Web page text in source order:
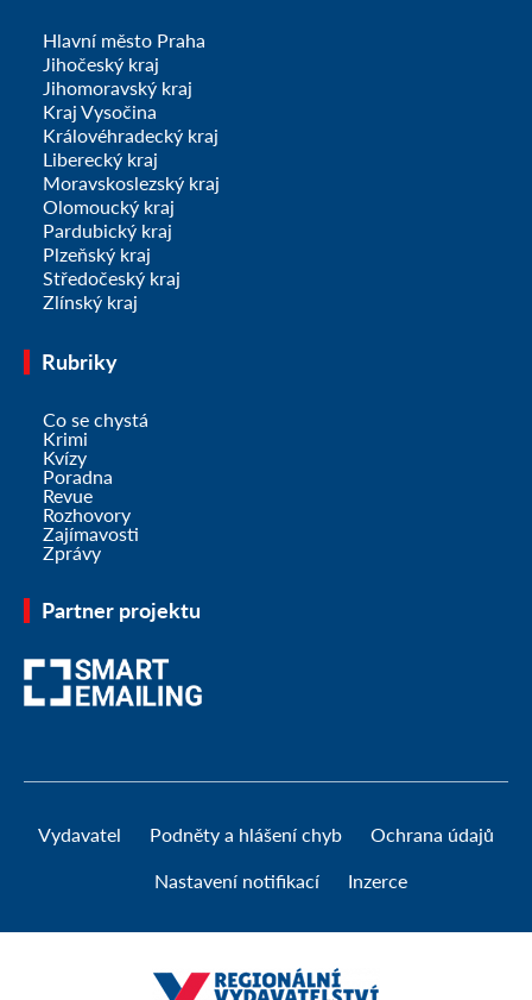
Hlavní město Praha
Jihočeský kraj
Jihomoravský kraj
Kraj Vysočina
Královéhradecký kraj
Liberecký kraj
Moravskoslezský kraj
Olomoucký kraj
Pardubický kraj
Plzeňský kraj
Středočeský kraj
Zlínský kraj
Rubriky
Co se chystá
Krimi
Kvízy
Poradna
Revue
Rozhovory
Zajímavosti
Zprávy
Partner projektu
Vydavatel Podněty a hlášení chyb Ochrana údajů
Nastavení notifikací Inzerce